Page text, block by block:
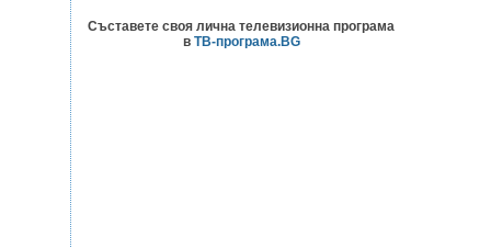
Съставете своя лична телевизионна програма
в ТВ-програма.BG